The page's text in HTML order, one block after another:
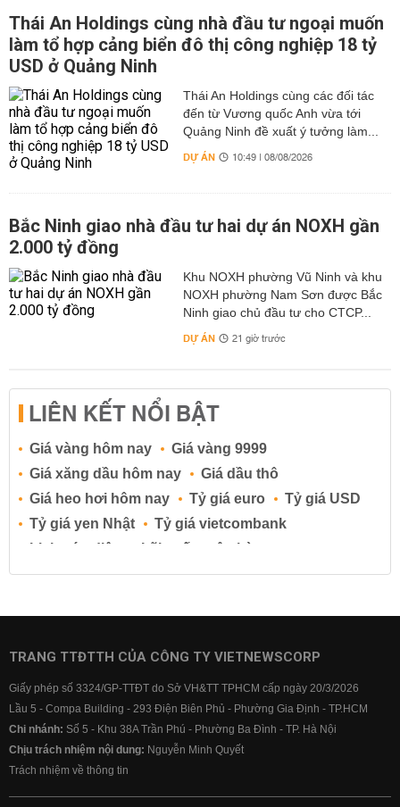
Thái An Holdings cùng nhà đầu tư ngoại muốn
làm tổ hợp cảng biển đô thị công nghiệp 18 tỷ
USD ở Quảng Ninh
Thái An Holdings cùng các đối tác
đến từ Vương quốc Anh vừa tới
Quảng Ninh đề xuất ý tưởng làm...
DỰ ÁN 10:49 | 08/08/2026
Bắc Ninh giao nhà đầu tư hai dự án NOXH gần
2.000 tỷ đồng
Khu NOXH phường Vũ Ninh và khu
NOXH phường Nam Sơn được Bắc
Ninh giao chủ đầu tư cho CTCP...
DỰ ÁN 21 giờ trước
LIÊN KẾT NỔI BẬT
Giá vàng hôm nay
Giá vàng 9999
Giá xăng dầu hôm nay
Giá dầu thô
Giá heo hơi hôm nay
Tỷ giá euro
Tỷ giá USD
Tỷ giá yen Nhật
Tỷ giá vietcombank
Lịch cúp điện
Lãi suất ngân hàng
Lãi suất tiết kiệm
Lãi suất tiền gửi
Lãi suất ngân hàng BIDV
Lãi suất ngân hàng Vietcombank
TRANG TTĐTTH CỦA CÔNG TY VIETNEWSCORP
Giấy phép số 3324/GP-TTĐT do Sở VH&TT TPHCM cấp ngày 20/3/2026
Lầu 5 - Compa Building - 293 Điện Biên Phủ - Phường Gia Định - TP.HCM
Chi nhánh: Số 5 - Khu 38A Trần Phú - Phường Ba Đình - TP. Hà Nội
Chịu trách nhiệm nội dung: Nguyễn Minh Quyết
Trách nhiệm về thông tin